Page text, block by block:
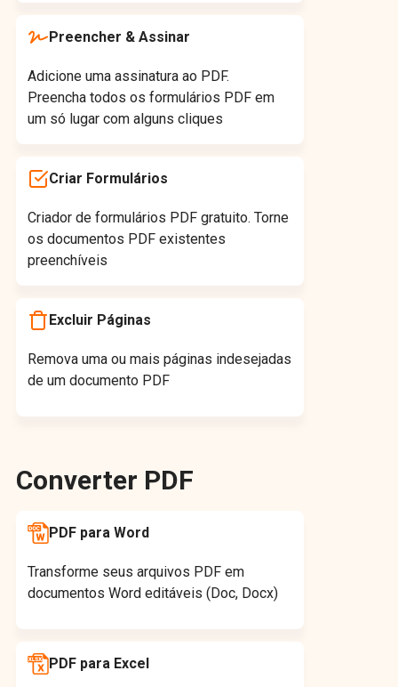
Preencher & Assinar
Adicione uma assinatura ao PDF.
Preencha todos os formulários PDF em
um só lugar com alguns cliques
Criar Formulários
Criador de formulários PDF gratuito. Torne
os documentos PDF existentes
preenchíveis
Excluir Páginas
Remova uma ou mais páginas indesejadas
de um documento PDF
Converter PDF
PDF para Word
Transforme seus arquivos PDF em
documentos Word editáveis (Doc, Docx)
PDF para Excel